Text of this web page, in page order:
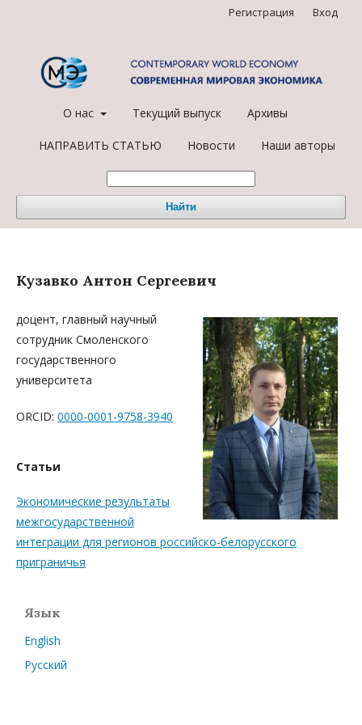
О нас Текущий выпуск Архивы
НАПРАВИТЬ СТАТЬЮ Новости Наши авторы
Найти
Регистрация Вход
Кузавко Антон Сергеевич
доцент, главный научный
сотрудник Смоленского
государственного
университета
ORCID: 0000-0001-9758-3940
Статьи
Экономические результаты
межгосударственной
интеграции для регионов российско-белорусского
приграничья
Язык
English
Русский